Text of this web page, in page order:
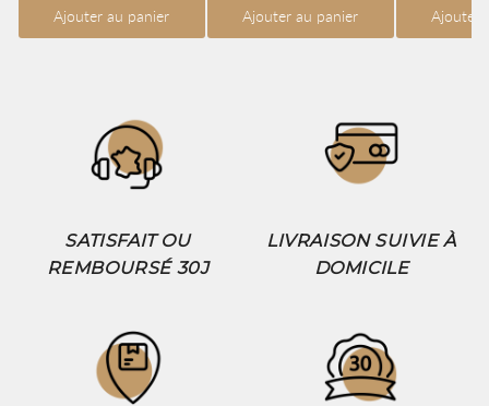
Ajouter au panier Ajouter au panier Ajouter
SATISFAIT OU
REMBOURSÉ 30J
LIVRAISON SUIVIE À
DOMICILE